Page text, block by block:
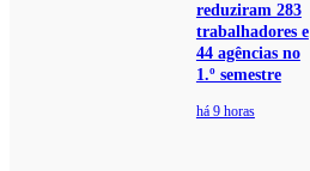
reduziram 283
trabalhadores e
44 agências no
1.º semestre
há 9 horas